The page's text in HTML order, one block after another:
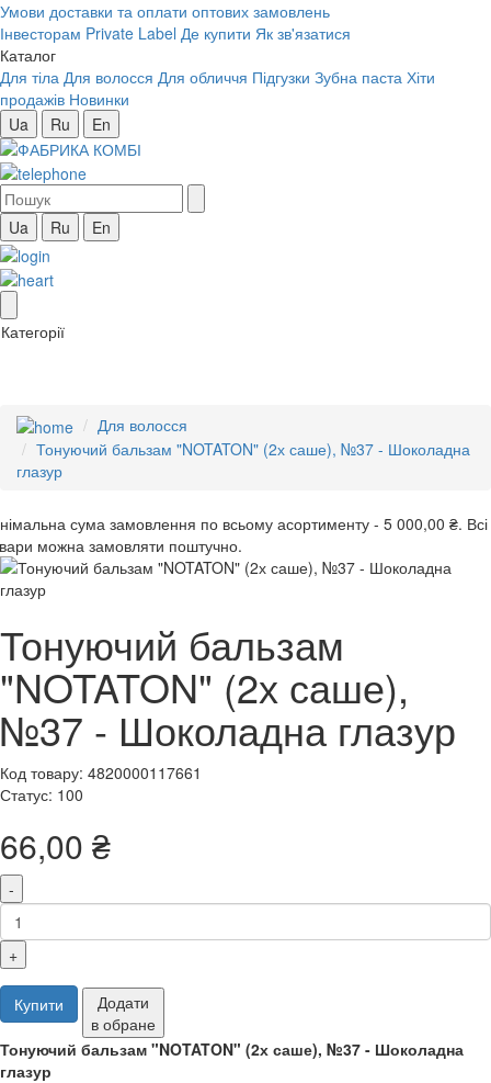
Умови доставки та оплати оптових замовлень
Інвесторам Private Label Де купити Як зв'язатися
Каталог
Для тіла Для волосся Для обличчя Підгузки Зубна паста Хіти
продажів Новинки
Ua
Ru En
Ua Ru En
Категорії
Для волосся
Тонуючий бальзам "NOTATON" (2х саше), №37 - Шоколадна
глазур
сума замовлення по всьому асортименту - 5 000,00 ₴. Всі
можна замовляти поштучно.
Тонуючий бальзам
"NOTATON" (2х саше),
№37 - Шоколадна глазур
Код товару: 4820000117661
Статус: 100
66,00 ₴
-
+
Купити
Додати
в обране
Тонуючий бальзам "NOTATON" (2х саше), №37 - Шоколадна
глазур